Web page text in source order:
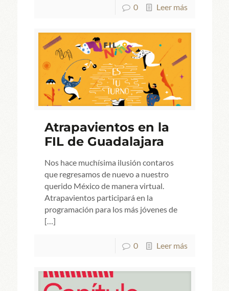
0 Leer más
Atrapavientos en la
FIL de Guadalajara
Nos hace muchísima ilusión contaros
que regresamos de nuevo a nuestro
querido México de manera virtual.
Atrapavientos participará en la
programación para los más jóvenes de
[…]
0 Leer más